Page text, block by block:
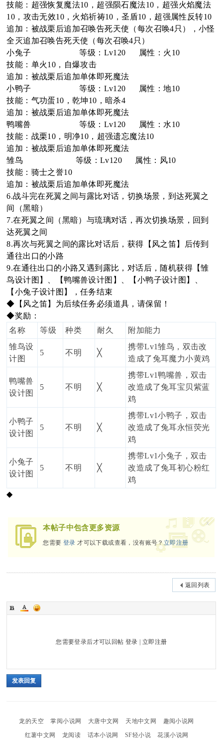
技能：超强恢复魔法10，超强陨石魔法10，超强火焰魔法
10，攻击无效10，火焰祈祷10，圣盾10，超强属性反转10
追加：被战栗后追加召唤告死天使（每次召唤4只），小怪
全灭追加召唤告死天使（每次召唤4只）
小兔子 等级：Lv120 属性：火10
技能：单火10，自爆攻击
追加：被战栗后追加单体即死魔法
小鸭子 等级：Lv120 属性：地10
技能：气功蛋10，乾坤10，暗杀4
追加：被战栗后追加单体即死魔法
鸭嘴兽 等级：Lv120 属性：水10
技能：战栗10，明净10，超强遗忘魔法10
追加：被战栗后追加单体即死魔法
雏鸟 等级：Lv120 属性：风10
技能：骑士之誉10
追加：被战栗后追加单体即死魔法
6.战斗完在死翼之间与露比对话，切换场景，到达死翼之
间（黑暗）
7.在死翼之间（黑暗）与琉璃对话，再次切换场景，回到
达死翼之间
8.再次与死翼之间的露比对话后，获得【风之笛】后传到
通往出口的小路
9.在通往出口的小路又遇到露比，对话后，随机获得【雏
鸟设计图】、【鸭嘴兽设计图】、【小鸭子设计图】、
【小兔子设计图】，任务结束
◆【风之笛】为后续任务必须道具，请保留！
◆奖励：
名称
等级 种类 耐久
附加能力
雏鸟设
计图
5 不明 ╳
携带Lv1雏鸟，双击改
造成了兔耳魔力小黄鸡
鸭嘴兽
设计图
5 不明 ╳
携带Lv1鸭嘴兽，双击
改造成了兔耳宝贝紫蓝
鸡
小鸭子
设计图
5 不明 ╳
携带Lv1小鸭子，双击
改造成了兔耳永恒荧光
鸡
小兔子
设计图
5 不明 ╳
携带Lv1小兔子，双击
改造成了兔耳初心粉红
鸡
◆
本帖子中包含更多资源
您需要登录 才可以下载或查看，没有账号？立即注册
x
返回列表
您需要登录后才可以回帖登录 |立即注册
发表回复
龙的天空 掌阅小说网 大唐中文网 天地中文网
趣阅小说网
红薯中文网
龙阅读 话本小说网 SF轻小说
花溪小说网